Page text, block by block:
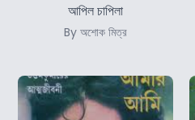
আপিল চাপিলা
By অশোক মিত্র